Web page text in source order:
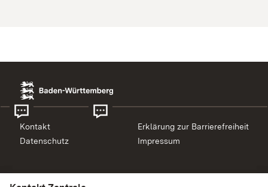
Kontakt
Datenschutz
Erklärung zur Barrierefreiheit
Impressum